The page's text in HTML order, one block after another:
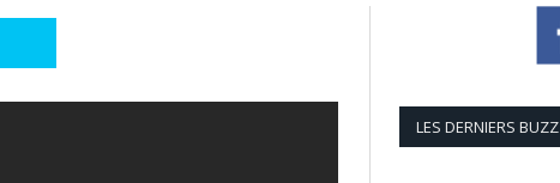
LES DERNIERS BUZZ